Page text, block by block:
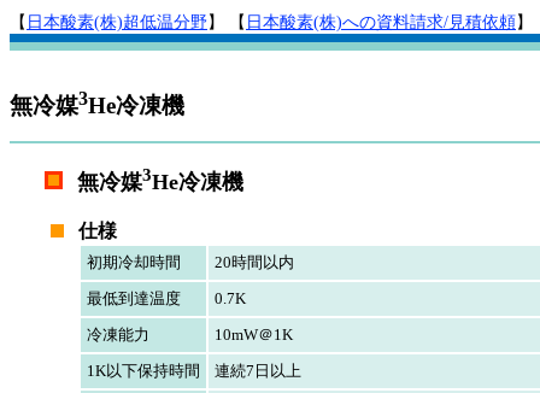
【 日本酸素(株)超低温分野】 【 日本酸素(株)への資料請求/見積依頼】
無冷媒3He冷凍機
無冷媒3He冷凍機
仕様
初期冷却時間
20時間以内
最低到達温度
0.7K
冷凍能力
10mW＠1K
1K以下保持時間
連続7日以上